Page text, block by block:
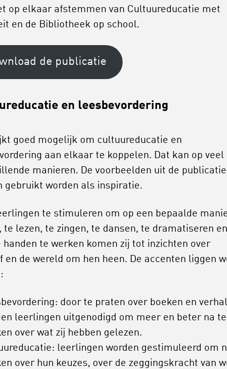
op elkaar afstemmen van Cultuureducatie met
en de Bibliotheek op school.
de publicatie
en leesbevordering
goed mogelijk om cultuureducatie en
aan elkaar te koppelen. Dat kan op veel
manieren. De voorbeelden uit de publicatie
gebruikt worden als inspiratie.
te stimuleren om op een bepaalde
te lezen, te zingen, te dansen, te dramatiseren en
handen te werken komen zij tot inzichten over
en de wereld om hen heen. De accenten liggen
door te praten over boeken en
leerlingen uitgenodigd om meer en beter na te
over wat zij hebben gelezen.
leerlingen worden gestimuleerd om
over hun keuzes, over de zeggingskracht van